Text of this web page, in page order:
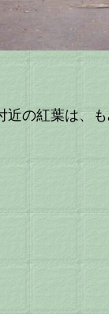
近の紅葉は、